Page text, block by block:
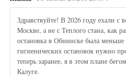
Здравствуйте! В 2026 году ехали с
Москве, а не с Теплого стана, как
остановка в Обнинске была
гигиенических остановок нужно
теперь заранее, я в этом плане
Калуге.